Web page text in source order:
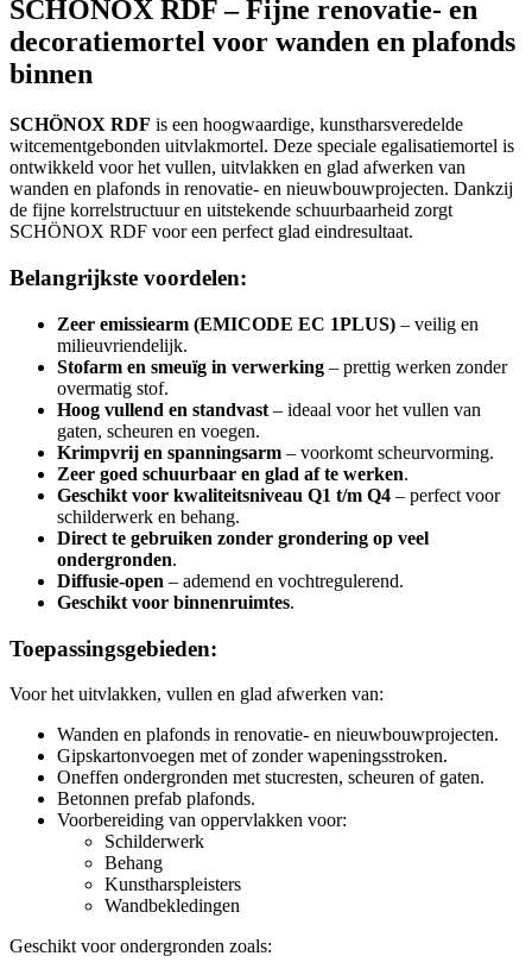
SCHÖNOX RDF – Fijne renovatie- en
decoratiemortel voor wanden en plafonds
binnen
SCHÖNOX RDF is een hoogwaardige, kunstharsveredelde
witcementgebonden uitvlakmortel. Deze speciale egalisatiemortel is
ontwikkeld voor het vullen, uitvlakken en glad afwerken van
wanden en plafonds in renovatie- en nieuwbouwprojecten. Dankzij
de fijne korrelstructuur en uitstekende schuurbaarheid zorgt
SCHÖNOX RDF voor een perfect glad eindresultaat.
Belangrijkste voordelen:
Zeer emissiearm (EMICODE EC 1PLUS) – veilig en
milieuvriendelijk.
Stofarm en smeuïg in verwerking – prettig werken zonder
overmatig stof.
Hoog vullend en standvast – ideaal voor het vullen van
gaten, scheuren en voegen.
Krimpvrij en spanningsarm – voorkomt scheurvorming.
Zeer goed schuurbaar en glad af te werken.
Geschikt voor kwaliteitsniveau Q1 t/m Q4 – perfect voor
schilderwerk en behang.
Direct te gebruiken zonder grondering op veel
ondergronden.
Diffusie-open – ademend en vochtregulerend.
Geschikt voor binnenruimtes.
Toepassingsgebieden:
Voor het uitvlakken, vullen en glad afwerken van:
Wanden en plafonds in renovatie- en nieuwbouwprojecten.
Gipskartonvoegen met of zonder wapeningsstroken.
Oneffen ondergronden met stucresten, scheuren of gaten.
Betonnen prefab plafonds.
Voorbereiding van oppervlakken voor:
Schilderwerk
Behang
Kunstharspleisters
Wandbekledingen
Geschikt voor ondergronden zoals: